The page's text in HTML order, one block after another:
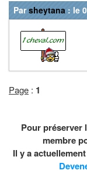
Parsheytana : le
Page : 1
Pour préserver
membre
Il y a